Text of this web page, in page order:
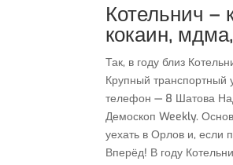
Котельнич –
кокаин,
Так, в году близ
Крупный транспортный
телефон — 8 Шатова
Демоскоп Weekly.
уехать в Орлов и, если
Вперёд! В году